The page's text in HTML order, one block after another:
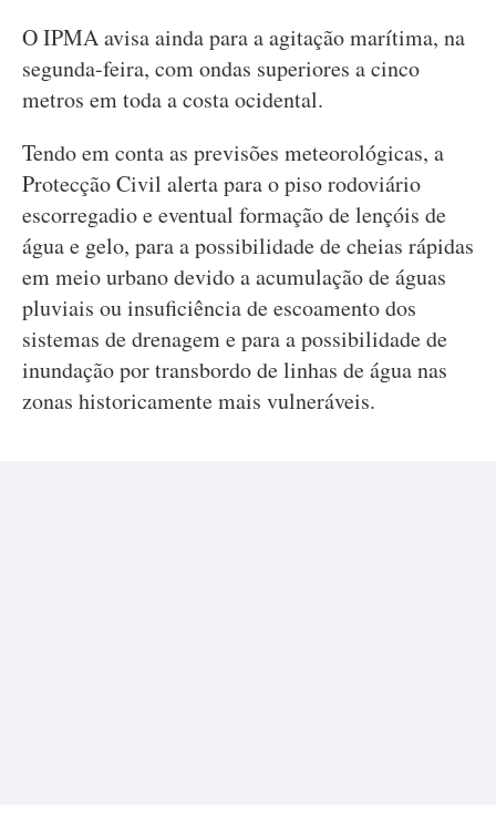
O IPMA avisa ainda para a agitação marítima, na
segunda-feira, com ondas superiores a cinco
metros em toda a costa ocidental.
Tendo em conta as previsões meteorológicas, a
Protecção Civil alerta para o piso rodoviário
escorregadio e eventual formação de lençóis de
água e gelo, para a possibilidade de cheias rápidas
em meio urbano devido a acumulação de águas
pluviais ou insuficiência de escoamento dos
sistemas de drenagem e para a possibilidade de
inundação por transbordo de linhas de água nas
zonas historicamente mais vulneráveis.